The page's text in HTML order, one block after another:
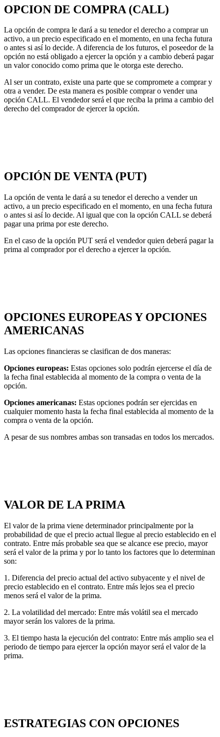
OPCION DE COMPRA (CALL)
La opción de compra le dará a su tenedor el derecho a comprar un
activo, a un precio especificado en el momento, en una fecha futura
o antes si así lo decide. A diferencia de los futuros, el poseedor de la
opción no está obligado a ejercer la opción y a cambio deberá pagar
un valor conocido como prima que le otorga este derecho.
Al ser un contrato, existe una parte que se compromete a comprar y
otra a vender. De esta manera es posible comprar o vender una
opción CALL. El vendedor será el que reciba la prima a cambio del
derecho del comprador de ejercer la opción.
OPCIÓN DE VENTA (PUT)
La opción de venta le dará a su tenedor el derecho a vender un
activo, a un precio especificado en el momento, en una fecha futura
o antes si así lo decide. Al igual que con la opción CALL se deberá
pagar una prima por este derecho.
En el caso de la opción PUT será el vendedor quien deberá pagar la
prima al comprador por el derecho a ejercer la opción.
OPCIONES EUROPEAS Y OPCIONES
AMERICANAS
Las opciones financieras se clasifican de dos maneras:
Opciones europeas: Estas opciones solo podrán ejercerse el día de
la fecha final establecida al momento de la compra o venta de la
opción.
Opciones americanas: Estas opciones podrán ser ejercidas en
cualquier momento hasta la fecha final establecida al momento de la
compra o venta de la opción.
A pesar de sus nombres ambas son transadas en todos los mercados.
VALOR DE LA PRIMA
El valor de la prima viene determinador principalmente por la
probabilidad de que el precio actual llegue al precio establecido en el
contrato. Entre más probable sea que se alcance ese precio, mayor
será el valor de la prima y por lo tanto los factores que lo determinan
son:
1. Diferencia del precio actual del activo subyacente y el nivel de
precio establecido en el contrato. Entre más lejos sea el precio
menos será el valor de la prima.
2. La volatilidad del mercado: Entre más volátil sea el mercado
mayor serán los valores de la prima.
3. El tiempo hasta la ejecución del contrato: Entre más amplio sea el
periodo de tiempo para ejercer la opción mayor será el valor de la
prima.
ESTRATEGIAS CON OPCIONES